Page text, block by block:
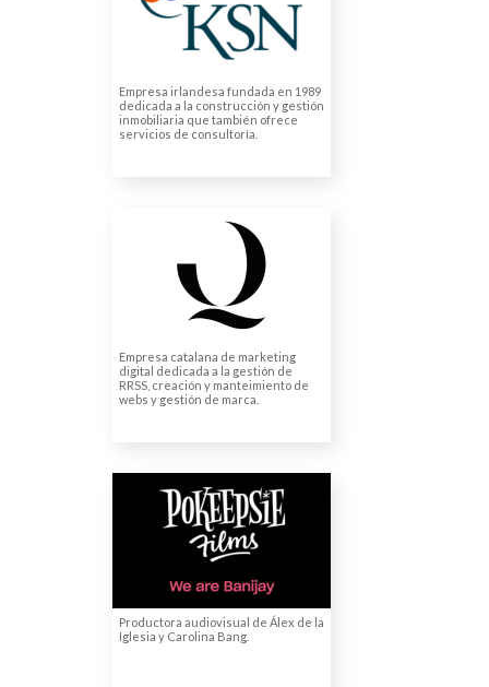
Empresa irlandesa fundada en 1989
dedicada a la construcción y gestión
inmobiliaria que también ofrece
servicios de consultoría.
Empresa catalana de marketing
digital dedicada a la gestión de
RRSS, creación y manteimiento de
webs y gestión de marca.
QUARTADA ESTUDI
Traducciones de páginas web
Productora audiovisual de Álex de la
Iglesia y Carolina Bang.
POKEEPSIE FILMS
Traducciones de guiones